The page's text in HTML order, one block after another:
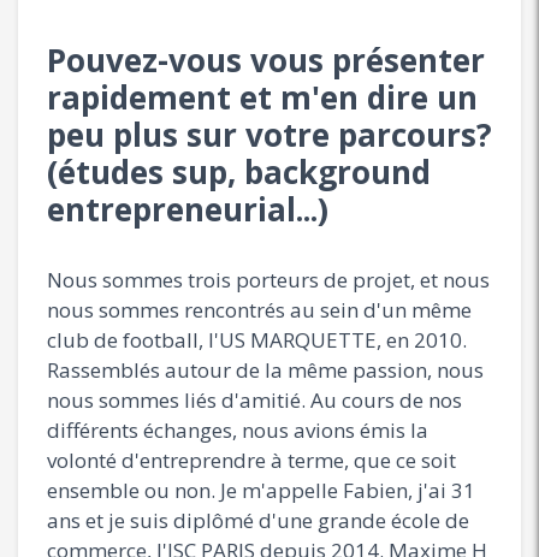
Pouvez-vous vous présenter
rapidement et m'en dire un
peu plus sur votre parcours?
(études sup, background
entrepreneurial...)
Nous sommes trois porteurs de projet, et nous
nous sommes rencontrés au sein d'un même
club de football, l'US MARQUETTE, en 2010.
Rassemblés autour de la même passion, nous
nous sommes liés d'amitié. Au cours de nos
différents échanges, nous avions émis la
volonté d'entreprendre à terme, que ce soit
ensemble ou non. Je m'appelle Fabien, j'ai 31
ans et je suis diplômé d'une grande école de
commerce, l'ISC PARIS depuis 2014. Maxime H